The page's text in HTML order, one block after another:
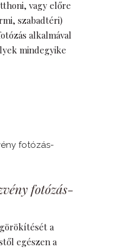
vagy előre
szabadtéri)
alkalmával
mindegyike
fotózás-
a
egészen a